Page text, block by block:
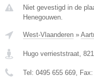
Niet gevestigd in de
Henegouwen.
West-Vlaanderen »
Hugo verrieststraat
Tel: 0495 655 669 , Fax: